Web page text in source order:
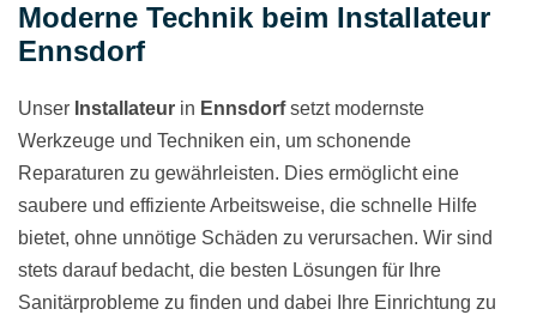
Moderne Technik beim Installateur
Ennsdorf
Unser Installateur in Ennsdorfsetzt modernste
Werkzeuge und Techniken ein, um schonende
Reparaturen zu gewährleisten. Dies ermöglicht eine
saubere und effiziente Arbeitsweise, die schnelle Hilfe
bietet, ohne unnötige Schäden zu verursachen. Wir sind
stets darauf bedacht, die besten Lösungen für Ihre
Sanitärprobleme zu finden und dabei Ihre Einrichtung zu